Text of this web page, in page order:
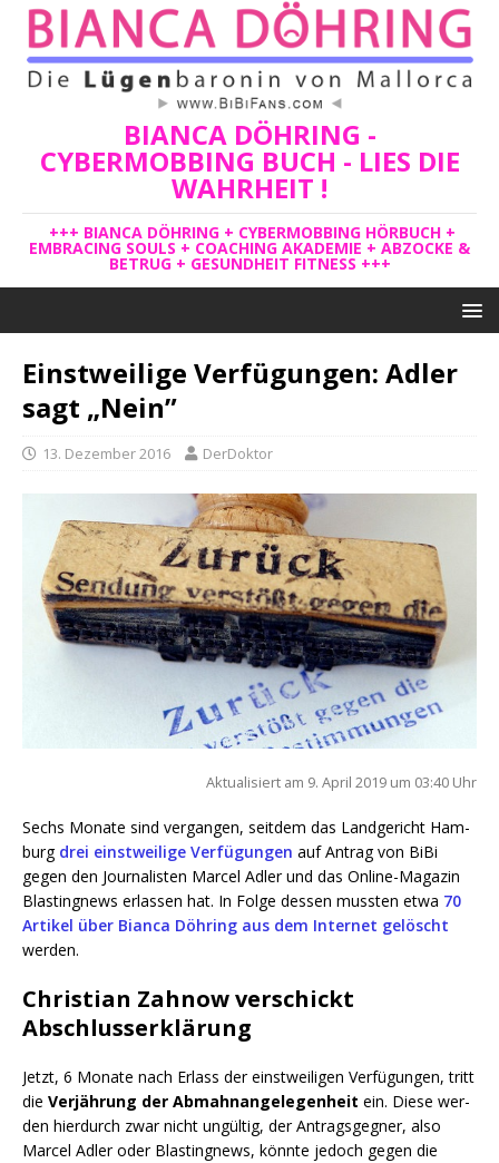
BIANCA DÖHRING -
CYBERMOBBING BUCH - LIES DIE
WAHRHEIT !
+++ BIANCA DÖHRING + CYBERMOBBING HÖRBUCH +
EMBRACING SOULS + COACHING AKADEMIE + ABZOCKE &
BETRUG + GESUNDHEIT FITNESS +++
Einstweilige Verfügungen: Adler
sagt „Nein”
13. Dezember 2016 DerDoktor
Aktua­li­siert am 9. April 2019 um 03:40 Uhr
Sechs Mona­te sind ver­gan­gen, seit­dem das Land­ge­richt Ham­
burg drei einst­wei­li­ge Ver­fü­gun­gen auf Antrag von BiBi
gegen den Jour­na­lis­ten Mar­cel Adler und das Online-Maga­zin
Blas­ting­news erlas­sen hat. In Fol­ge des­sen muss­ten etwa 70
Arti­kel über Bian­ca Döh­ring aus dem Inter­net gelöscht
werden.
Christian Zahnow verschickt
Abschlusserklärung
Jetzt, 6 Mona­te nach Erlass der einst­wei­li­gen Ver­fü­gun­gen, tritt
die Ver­jäh­rung der Abmahn­an­ge­le­gen­heit ein. Die­se wer­
den hier­durch zwar nicht ungül­tig, der Antrags­geg­ner, also
Mar­cel Adler oder Blas­ting­news, könn­te jedoch gegen die